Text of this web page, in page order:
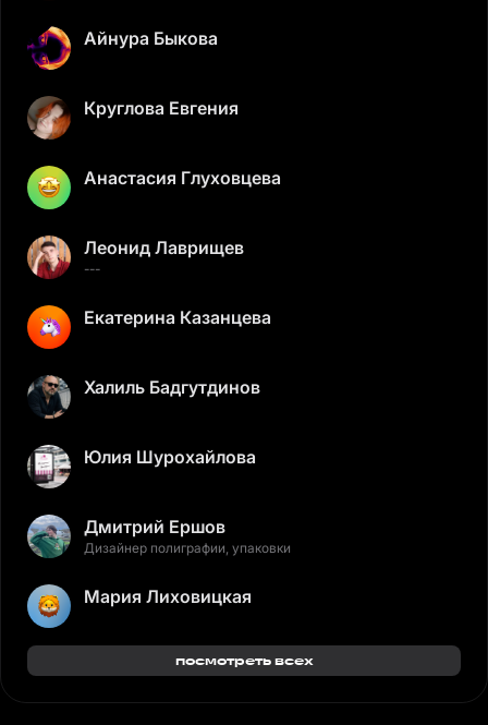
Айнура Быкова
Круглова Евгения
Анастасия Глуховцева
Леонид Лаврищев
---
Екатерина Казанцева
Халиль Бадгутдинов
Юлия Шурохайлова
Дмитрий Ершов
Дизайнер полиграфии, упаковки
Мария Лиховицкая
посмотреть всех